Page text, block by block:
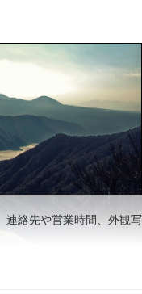
連絡先や営業時間、外観写